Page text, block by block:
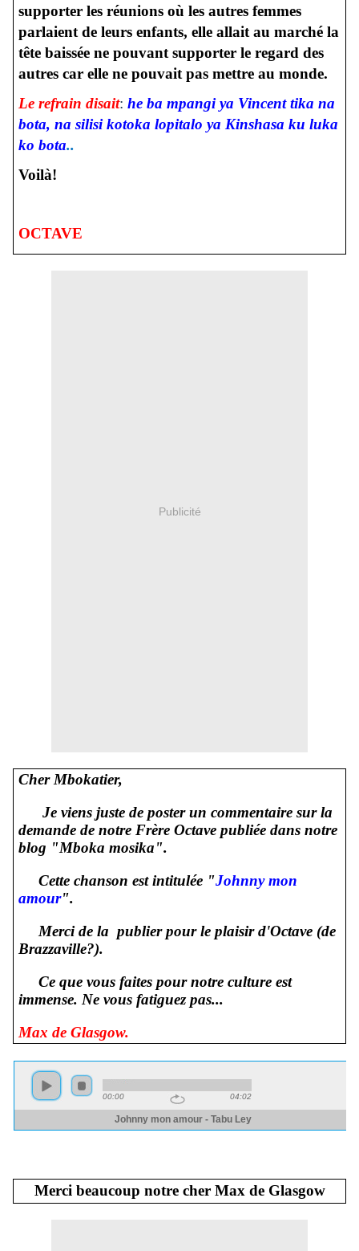
supporter les réunions où les autres femmes
parlaient de leurs enfants, elle allait au marché la
tête baissée ne pouvant supporter le regard des
autres car elle ne pouvait pas mettre au monde.
Le refrain disait: he ba mpangi ya Vincent tika na
bota, na silisi kotoka lopitalo ya Kinshasa ku luka
ko bota..
Voilà!
OCTAVE
Publicité
Cher Mbokatier,
Je viens juste de poster un commentaire sur la
demande de notre Frère Octave publiée dans notre
blog "Mboka mosika".
Cette chanson est intitulée "Johnny mon
amour".
Merci de la publier pour le plaisir d'Octave (de
Brazzaville?).
Ce que vous faites pour notre culture est
immense. Ne vous fatiguez pas...
Max de Glasgow.
Merci beaucoup notre cher Max de Glasgow